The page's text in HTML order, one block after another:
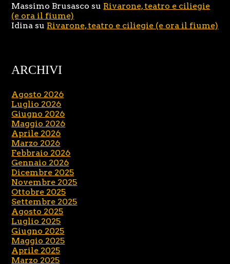
Massimo Brusasco su Rivarone, teatro e ciliegie
(e ora il fiume)
Idina su Rivarone, teatro e ciliegie (e ora il fiume)
ARCHIVI
Agosto 2026
Luglio 2026
Giugno 2026
Maggio 2026
Aprile 2026
Marzo 2026
Febbraio 2026
Gennaio 2026
Dicembre 2025
Novembre 2025
Ottobre 2025
Settembre 2025
Agosto 2025
Luglio 2025
Giugno 2025
Maggio 2025
Aprile 2025
Marzo 2025